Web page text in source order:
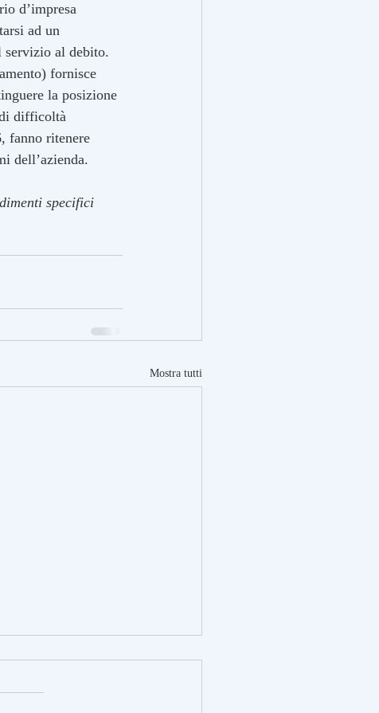
d’impresa
ad un
servizio al debito.
fornisce
la posizione
difficoltà
fanno ritenere
dell’azienda.
specifici
Mostra tutti